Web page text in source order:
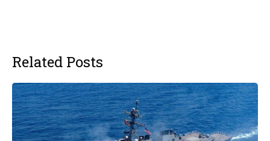
Related Posts